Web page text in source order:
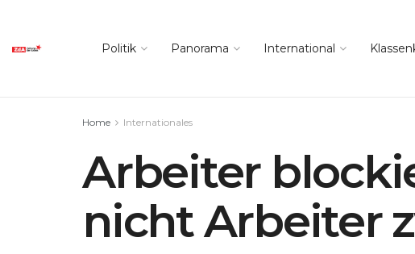
Politik Panorama International
Home Internationales
Arbeiter
nicht Arbeiter